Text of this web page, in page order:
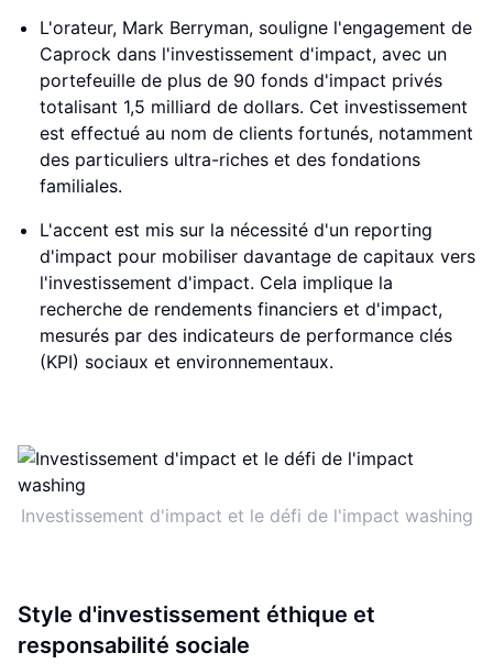
L'orateur, Mark Berryman, souligne l'engagement de
Caprock dans l'investissement d'impact, avec un
portefeuille de plus de 90 fonds d'impact privés
totalisant 1,5 milliard de dollars. Cet investissement
est effectué au nom de clients fortunés, notamment
des particuliers ultra-riches et des fondations
familiales.
L'accent est mis sur la nécessité d'un reporting
d'impact pour mobiliser davantage de capitaux vers
l'investissement d'impact. Cela implique la
recherche de rendements financiers et d'impact,
mesurés par des indicateurs de performance clés
(KPI) sociaux et environnementaux.
Investissement d'impact et le défi de l'impact washing
Style d'investissement éthique et
responsabilité sociale